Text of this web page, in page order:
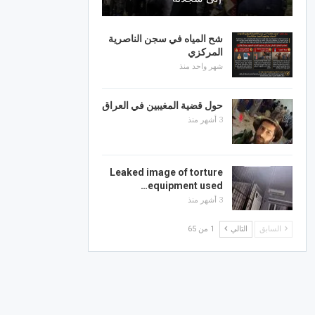
شح المياه في سجن الناصرية
المركزي
شهر واحد منذ
حول قضية المغيبين في العراق
3 أشهر منذ
Leaked image of torture
equipment used…
3 أشهر منذ
السابق التالي 1 من 65